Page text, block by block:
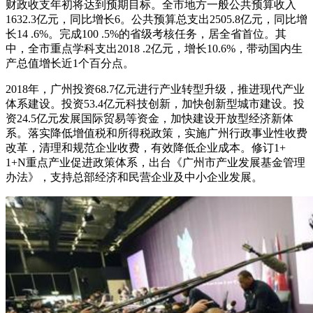
财政收支年初将达到预期目标。全市地方一般公共预算收入
1632.3亿元，同比增长6。公共预算总支出2505.8亿元，同比增
长14 .6%。完成100 .5%的省级考核任务，居全省首位。其
中，全市重点学科支出2018 .2亿元，增长10.6%，带动国内生
产总值增长近1个百分点。
2018年，广州投资68.7亿元进行产业转型升级，推进现代产业
体系建设。投资53.4亿元科技创新，加快创新型城市建设。投
资24.5亿元发展国际贸易等资金，加快建设开放型经济新体
系。落实降低增值税和所得税政策，实施广州行政事业性收费
改革，清理和规范企业收费，有效降低企业成本。修订1+
1+N重点产业促进政策体系，出台《广州市产业发展基金管理
办法》，支持总部经济和民营企业及中小企业发展。